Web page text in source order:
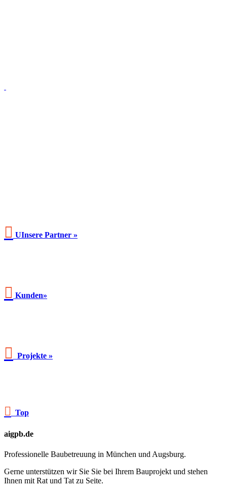
 UInsere Partner »
 Kunden»
 Projekte »
 Top
aigpb.de
Professionelle Baubetreuung in München und Augsburg.
Gerne unterstützen wir Sie Sie bei Ihrem Bauprojekt und stehen
Ihnen mit Rat und Tat zu Seite.